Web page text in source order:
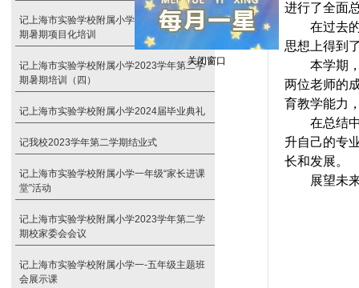
记上海市实验学校附属小学2023学年第二学
期暑期项目化培训
记上海市实验学校附属小学2023学年第二学
期暑期培训（四）
记上海市实验学校附属小学2024届毕业典礼
记我校2023学年第二学期结业式
记上海市实验学校附属小学一年级“家长进课
堂”活动
记上海市实验学校附属小学2023学年第二学
期校家委会会议
记上海市实验学校附属小学一-五年级主题班
会展示课
进行了全面
在过去
思想上得到
本学期
两位老师的
育教学能力
在总结
升自己的专
长和发展。
展望未